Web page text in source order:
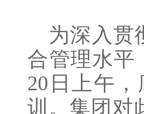
为深入贯
合管理水平
20日上午
训。集团对